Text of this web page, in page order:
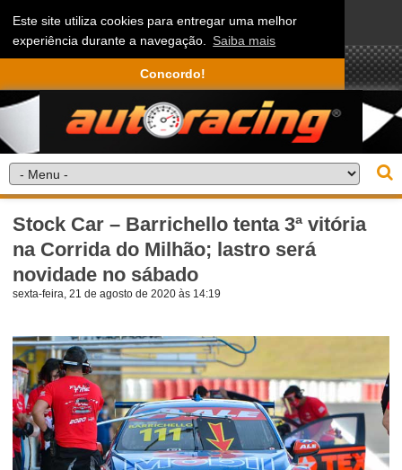
Este site utiliza cookies para entregar uma melhor
experiência durante a navegação. Saiba mais
Concordo!
Stock Car – Barrichello tenta 3ª vitória
na Corrida do Milhão; lastro será
novidade no sábado
sexta-feira, 21 de agosto de 2020 às 14:19